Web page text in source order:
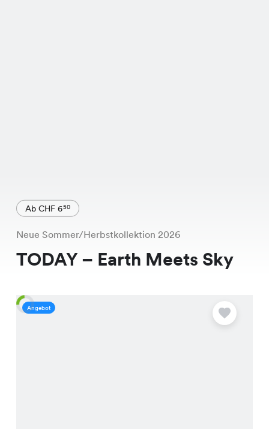
Ab CHF 650
Neue Sommer/Herbstkollektion 2026
TODAY – Earth Meets Sky
Angebot